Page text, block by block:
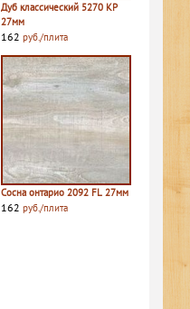
Дуб классический 5270 КР
27мм
162 руб./плита
Сосна онтарио 2092 FL 27мм
162 руб./плита